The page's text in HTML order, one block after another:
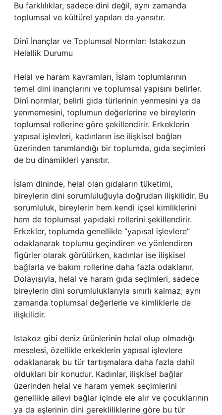
Bu farklılıklar, sadece dini değil, aynı zamanda
toplumsal ve kültürel yapıları da yansıtır.
Dinî İnançlar ve Toplumsal Normlar: Istakozun
Helallik Durumu
Helal ve haram kavramları, İslam toplumlarının
temel dini inançlarını ve toplumsal yapısını belirler.
Dinî normlar, belirli gıda türlerinin yenmesini ya da
yenmemesini, toplumun değerlerine ve bireylerin
toplumsal rollerine göre şekillendirir. Erkeklerin
yapısal işlevleri, kadınların ise ilişkisel bağları
üzerinden tanımlandığı bir toplumda, gıda seçimleri
de bu dinamikleri yansıtır.
İslam dininde, helal olan gıdaların tüketimi,
bireylerin dini sorumluluğuyla doğrudan ilişkilidir. Bu
sorumluluk, bireylerin hem kendi içsel kimliklerini
hem de toplumsal yapıdaki rollerini şekillendirir.
Erkekler, toplumda genellikle “yapısal işlevlere”
odaklanarak toplumu geçindiren ve yönlendiren
figürler olarak görülürken, kadınlar ise ilişkisel
bağlarla ve bakım rollerine daha fazla odaklanır.
Dolayısıyla, helal ve haram gıda seçimleri, sadece
bireylerin dini sorumluluklarıyla sınırlı kalmaz; aynı
zamanda toplumsal değerlerle ve kimliklerle de
ilişkilidir.
Istakoz gibi deniz ürünlerinin helal olup olmadığı
meselesi, özellikle erkeklerin yapısal işlevlere
odaklanarak bu tür tartışmalara daha fazla dahil
oldukları bir konudur. Kadınlar, ilişkisel bağlar
üzerinden helal ve haram yemek seçimlerini
genellikle ailevi bağlar içinde ele alır ve çocuklarının
ya da eşlerinin dini gerekliliklerine göre bu tür